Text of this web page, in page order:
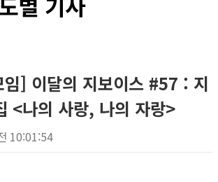
] 이달의 지보이스 #57 : 지
<나의 사랑, 나의 자랑>
10:01:54